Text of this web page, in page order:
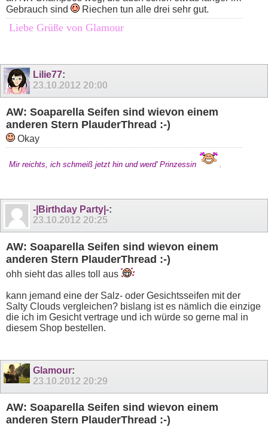
Gebrauch sind
Riechen tun alle drei sehr gut.
Liebe Grüße von Glamour
Lilie77:
23.10.2012 20:00
AW: Soaparella Seifen sind wievon einem
anderen Stern PlauderThread :-)
Okay
Mir reichts, ich schmeiß jetzt hin und werd' Prinzessin .
-|Birthday Party|-:
23.10.2012 20:25
AW: Soaparella Seifen sind wievon einem
anderen Stern PlauderThread :-)
ohh sieht das alles toll aus
kann jemand eine der Salz- oder Gesichtsseifen mit der
Salty Clouds vergleichen? bislang ist es nämlich die einzige
die ich im Gesicht vertrage und ich würde so gerne mal in
diesem Shop bestellen.
Glamour:
23.10.2012 20:29
AW: Soaparella Seifen sind wievon einem
anderen Stern PlauderThread :-)